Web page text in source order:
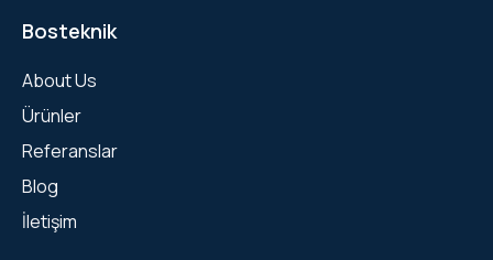
Bosteknik
About Us
Ürünler
Referanslar
Blog
İletişim